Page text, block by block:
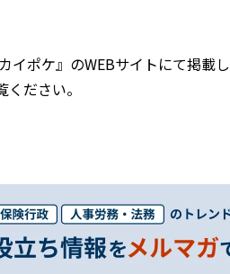
イポケ』のWEBサイトにて掲載し
ください。